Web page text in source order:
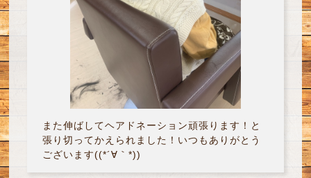
また伸ばしてヘアドネーション頑張ります！と
張り切ってかえられました！いつもありがとう
ございます((*´∀｀*))